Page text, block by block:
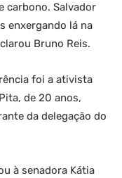
carbono. Salvador
enxergando lá na
Bruno Reis.
foi a ativista
de 20 anos,
da delegação do
à senadora Kátia